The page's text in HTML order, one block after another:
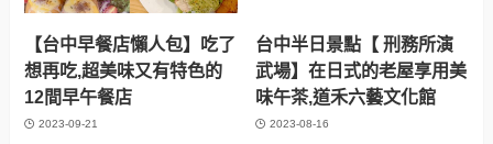
【台中早餐店懶人包】吃了
想再吃,超美味又有特色的
12間早午餐店
台中半日景點【 刑務所演
武場】在日式的老屋享用美
味午茶,道禾六藝文化館